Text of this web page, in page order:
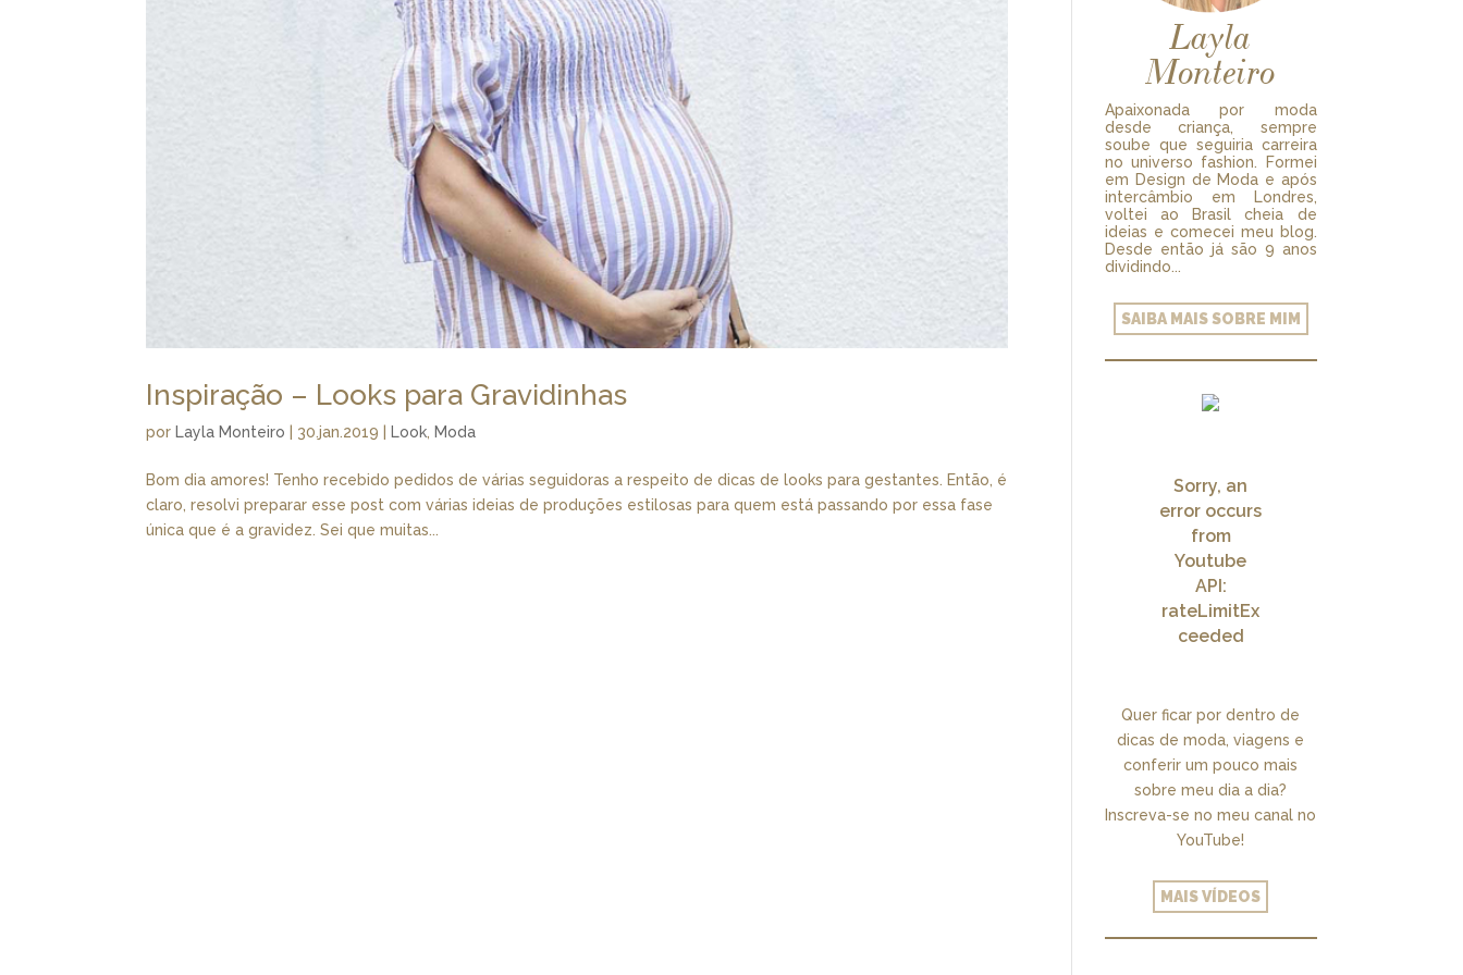
Inspiração – Looks para Gravidinhas
porLayla Monteiro | 30.jan.2019 |Look,Moda
Bom dia amores! Tenho recebido pedidos de várias seguidoras a respeito de dicas de looks para gestantes. Então, é
claro, resolvi preparar esse post com várias ideias de produções estilosas para quem está passando por essa fase
única que é a gravidez. Sei que muitas...
Layla
Monteiro
Apaixonada por moda
desde criança, sempre
soube que seguiria carreira
no universo fashion. Formei
em Design de Moda e após
intercâmbio em Londres,
voltei ao Brasil cheia de
ideias e comecei meu blog.
Desde então já são 9 anos
dividindo...
SAIBA MAIS SOBRE MIM
Sorry, an
error occurs
from
Youtube
API:
rateLimitEx
ceeded
Quer ficar por dentro de
dicas de moda, viagens e
conferir um pouco mais
sobre meu dia a dia?
Inscreva-se no meu canal no
YouTube!
MAIS VÍDEOS